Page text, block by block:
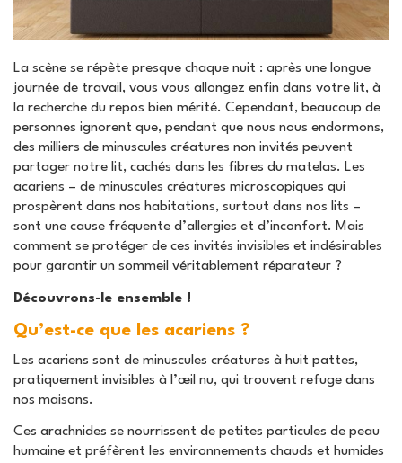
La scène se répète presque chaque nuit : après une longue
journée de travail, vous vous allongez enfin dans votre lit, à
la recherche du repos bien mérité. Cependant, beaucoup de
personnes ignorent que, pendant que nous nous endormons,
des milliers de minuscules créatures non invités peuvent
partager notre lit, cachés dans les fibres du matelas. Les
acariens – de minuscules créatures microscopiques qui
prospèrent dans nos habitations, surtout dans nos lits –
sont une cause fréquente d’allergies et d’inconfort. Mais
comment se protéger de ces invités invisibles et indésirables
pour garantir un sommeil véritablement réparateur ?
Découvrons-le ensemble !
Qu’est-ce que les acariens ?
Les acariens sont de minuscules créatures à huit pattes,
pratiquement invisibles à l’œil nu, qui trouvent refuge dans
nos maisons.
Ces arachnides se nourrissent de petites particules de peau
humaine et préfèrent les environnements chauds et humides